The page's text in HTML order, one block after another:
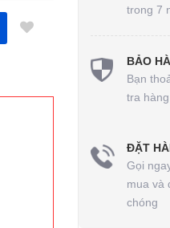
trong 7
BẢO
Bạn
tra
ĐẶT
Gọi
mua và
chóng